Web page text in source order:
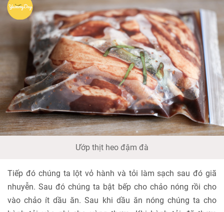
Ướp thịt heo đậm đà
Tiếp đó chúng ta lột vỏ hành và tỏi làm sạch sau đó giã
nhuyễn. Sau đó chúng ta bật bếp cho chảo nóng rồi cho
vào chảo ít dầu ăn. Sau khi dầu ăn nóng chúng ta cho